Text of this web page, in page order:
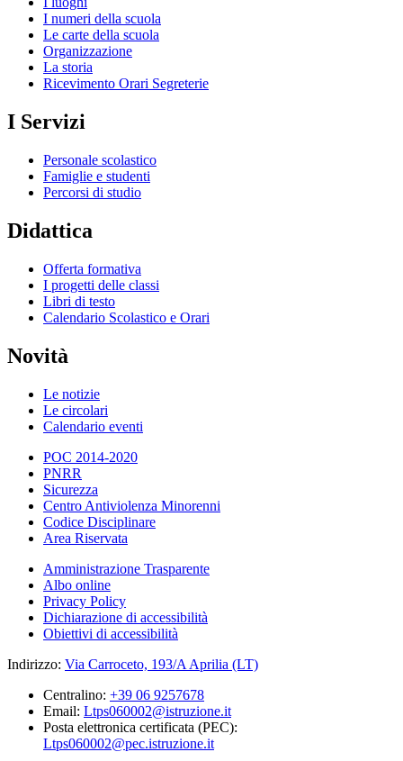
I numeri della scuola
Le carte della scuola
Organizzazione
La storia
Ricevimento Orari Segreterie
I Servizi
Personale scolastico
Famiglie e studenti
Percorsi di studio
Didattica
Offerta formativa
I progetti delle classi
Libri di testo
Calendario Scolastico e Orari
Novità
Le notizie
Le circolari
Calendario eventi
POC 2014-2020
PNRR
Sicurezza
Centro Antiviolenza Minorenni
Codice Disciplinare
Area Riservata
Amministrazione Trasparente
Albo online
Privacy Policy
Dichiarazione di accessibilità
Obiettivi di accessibilità
Indirizzo: Via Carroceto, 193/A Aprilia (LT)
Centralino: +39 06 9257678
Email: Ltps060002@istruzione.it
Posta elettronica certificata (PEC):
Ltps060002@pec.istruzione.it